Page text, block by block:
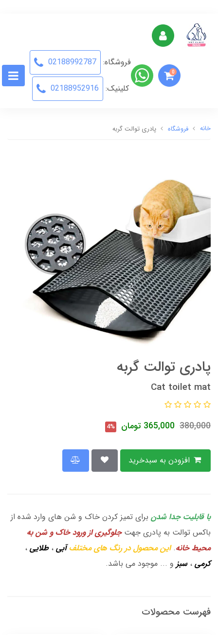
0
فروشگاه: 02188992787
کلینیک: 02188952916
خانه فروشگاه پادری توالت گربه
پادری توالت گربه
Cat toilet mat
380,000
365,000 تومان 4%
با قابلیت جدا شدن برای تمیز کردن خاک و شن های وارد شده از
باکس توالت به پادری جهتجلوگیری از ورود خاک و شن به
محیط خانه.این محصول در رنگ های مختلف آبی ،طلایی ،
کرمی ، سبز و ... موجود می باشد.
فهرست محصولات